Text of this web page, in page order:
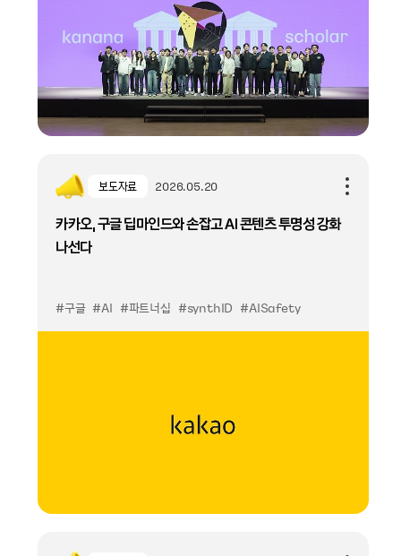
보도자료 2026.05.20
카카오, 구글 딥마인드와 손잡고 AI 콘텐츠 투명성 강화
나선다
#구글 #AI #파트너십 #synthID #AISafety